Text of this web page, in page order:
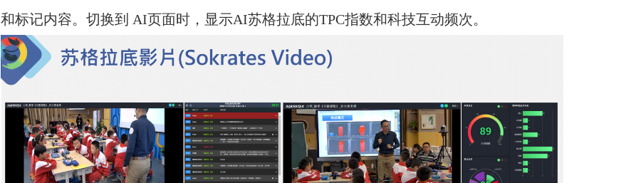
和标记内容。切换到 AI页面时，显示AI苏格拉底的TPC指数和科技互动频次。